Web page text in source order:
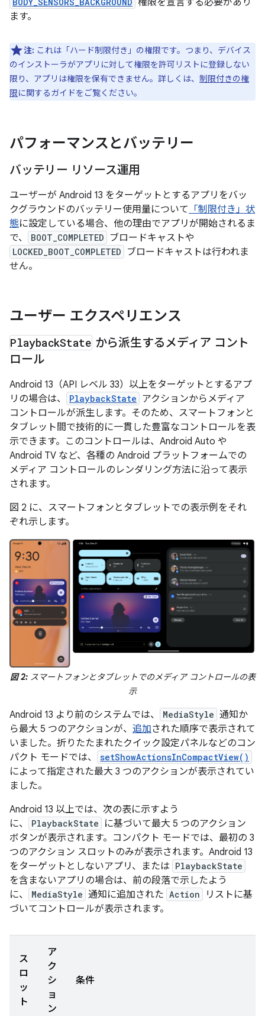
権限を宣言する必要があり
ます。
注: これは「ハード制限付き」の権限です。つまり、デバイス
のインストーラがアプリに対して権限を許可リストに登録しない
限り、アプリは権限を保有できません。詳しくは、 制限付きの権
限に関するガイドをご覧ください。
パフォーマンスとバッテリー
バッテリー リソース運用
ユーザーが Android 13 をターゲットとするアプリをバッ
クグラウンドのバッテリー使用量について 「制限付き」状
態に設定している場合、他の理由でアプリが開始されるま
で、
BOOT_COMPLETED ブロードキャストや
LOCKED_BOOT_COMPLETED
ブロードキャストは行われま
せん。
ユーザー エクスペリエンス
PlaybackState から派生するメディア コント
ロール
Android 13（API レベル 33）以上をターゲットとするアプ
リの場合は、
PlaybackState アクションからメディア
コントロールが派生します。そのため、スマートフォンと
タブレット間で技術的に一貫した豊富なコントロールを表
示できます。このコントロールは、Android Auto や
Android TV など、各種の Android プラットフォームでの
メディア コントロールのレンダリング方法に沿って表示
されます。
図 2 に、スマートフォンとタブレットでの表示例をそれ
ぞれ示します。
図 2: スマートフォンとタブレットでのメディア コントロールの表
示
Android 13 より前のシステムでは、 MediaStyle 通知か
ら最大 5 つのアクションが、 追加された順序で表示されて
いました。折りたたまれたクイック設定パネルなどのコン
パクト モードでは、
setShowActionsInCompactView()
によって指定された最大 3 つのアクションが表示されてい
ました。
Android 13 以上では、次の表に示すよう
に、
PlaybackState
に基づいて最大 5 つのアクション
ボタンが表示されます。コンパクト モードでは、最初の 3
つのアクション スロットのみが表示されます。Android 13
をターゲットとしないアプリ、または PlaybackState
を含まないアプリの場合は、前の段落で示したよう
に、
MediaStyle 通知に追加された Action
リストに基
づいてコントロールが表示されます。
ス
ロ
ッ
ト
ア
ク
シ
ョ
ン
条件